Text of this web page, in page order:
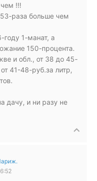
!!!
раза больше чем
году 1-манат, а
150-процента.
и обл., от 38 до 45-
41-48-руб.за литр,
дачу, и ни разу не